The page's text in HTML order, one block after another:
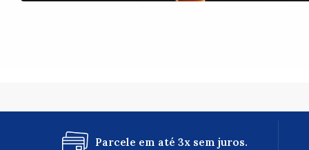
Parcele em até 3x sem juros.